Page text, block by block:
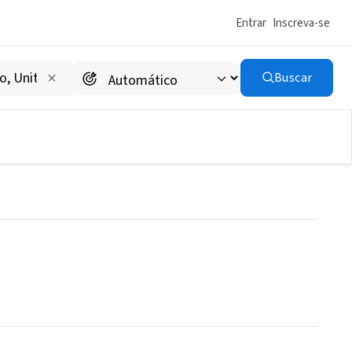
Entrar Inscreva-se
Buscar